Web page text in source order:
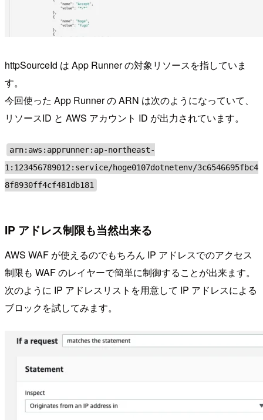
httpSourceId は App Runner の対象リソースを指していま
す。
今回使った App Runner の ARN は次のようになっていて、
リソースID と AWS アカウント ID が出力されています。
arn:aws:apprunner:ap-northeast-
1:123456789012:service/hoge0107dotnetenv/3c6546695fbc4
8f8930ff4cf481db181
IP アドレス制限も当然出来る
AWS WAF が使えるのでもちろん IP アドレスでのアクセス
制限も WAF のレイヤーで簡単に制御することが出来ます。
次のように IP アドレスリストを用意して IP アドレスによる
ブロックを試してみます。